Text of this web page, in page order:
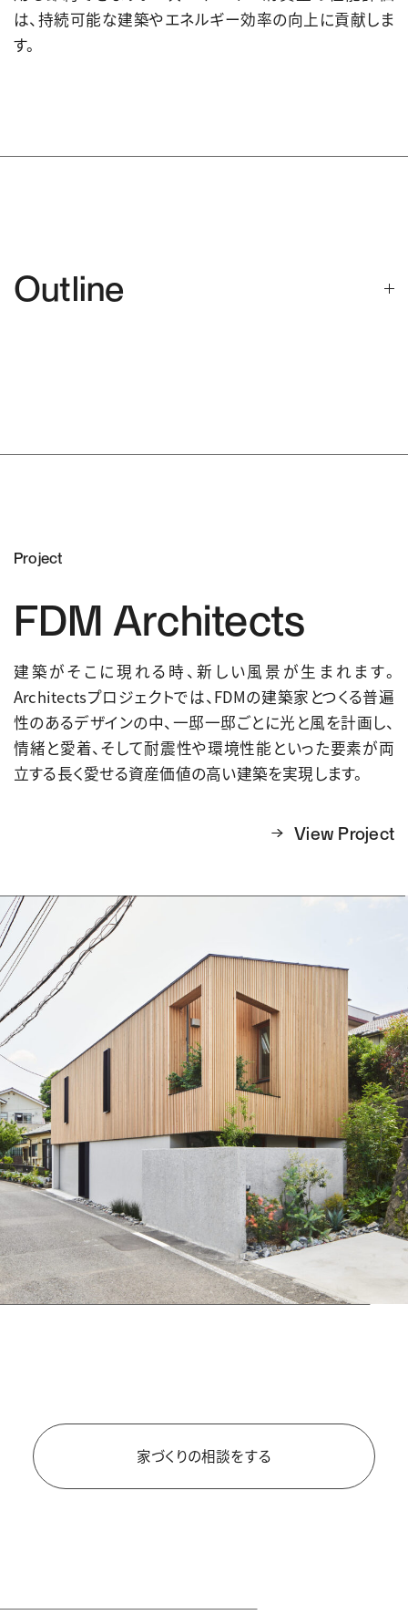
は、持続可能な建築やエネルギー効率の向上に貢献しま
す。
Outline
夫、妻、子供
1階：147.62 ㎡
坪数
44.65 坪
工法
耐震構法SE構法
Project
FDM Architects
建築がそこに現れる時、新しい風景が生まれます。
Architectsプロジェクトでは、FDMの建築家とつくる普遍
性のあるデザインの中、一邸一邸ごとに光と風を計画し、
情緒と愛着、そして耐震性や環境性能といった要素が両
立する長く愛せる資産価値の高い建築を実現します。
View Project
家づくりの相談をする